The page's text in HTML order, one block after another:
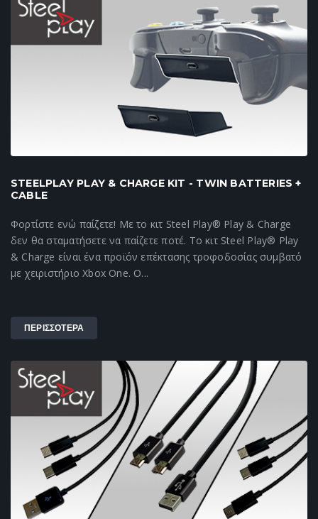
STEELPLAY PLAY & CHARGE KIT - TWIN BATTERIES +
CABLE
Φορτίστε ενώ παίζετε! Με το κιτ Steel Play® Play & Charge
δεν θα σταματήσετε να παίζετε ποτέ. Το κιτ Steel Play® Play
& Charge είναι ένα προϊόν επέκτασης τροφοδοσίας συμβατό
με χειριστήριο Xbox One. Ο...
ΠΕΡΙΣΣΟΤΕΡΑ